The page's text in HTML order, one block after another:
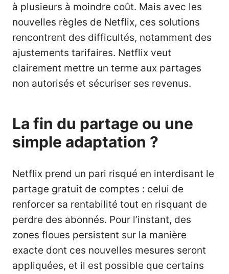
à plusieurs à moindre coût. Mais avec les
nouvelles règles de Netflix, ces solutions
rencontrent des difficultés, notamment des
ajustements tarifaires. Netflix veut
clairement mettre un terme aux partages
non autorisés et sécuriser ses revenus.
La fin du partage ou une
simple adaptation ?
Netflix prend un pari risqué en interdisant le
partage gratuit de comptes : celui de
renforcer sa rentabilité tout en risquant de
perdre des abonnés. Pour l’instant, des
zones floues persistent sur la manière
exacte dont ces nouvelles mesures seront
appliquées, et il est possible que certains